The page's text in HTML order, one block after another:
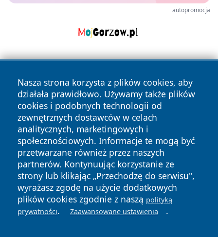
autopromocja
Nasza strona korzysta z plików cookies, aby
działała prawidłowo. Używamy także plików
cookies i podobnych technologii od
zewnętrznych dostawców w celach
analitycznych, marketingowych i
społecznościowych. Informacje te mogą być
przetwarzane również przez naszych
partnerów. Kontynuując korzystanie ze
strony lub klikając „Przechodzę do serwisu",
wyrażasz zgodę na użycie dodatkowych
plików cookies zgodnie z naszą polityką
prywatności. Zaawansowane ustawienia .
Copyright © 2026 wrotagrudziadza.pl Wszystkie prawa
zastrzeżone.
News Autorzy
Polityka
Prywatności
Polityka
Cookies